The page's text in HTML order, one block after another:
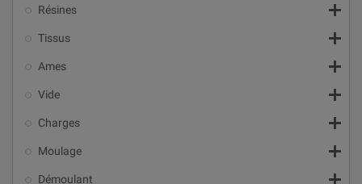
Résines 
Tissus 
Ames 
Vide 
Charges 
Moulage 
Démoulant